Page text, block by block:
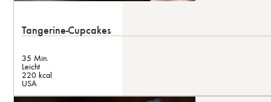
Tangerine-Cupcakes
35 Min.
Leicht
220 kcal
USA